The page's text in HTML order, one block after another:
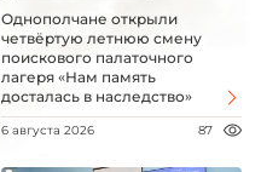
Однополчане открыли
четвёртую летнюю смену
поискового палаточного
лагеря «Нам память
досталась в наследство»
6 августа 2026 87